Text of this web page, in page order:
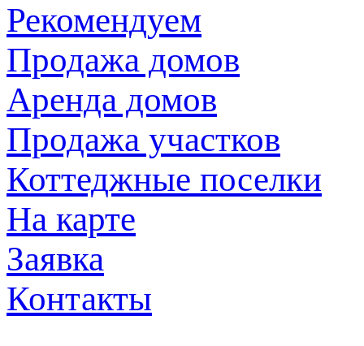
Рекомендуем
Продажа домов
Аренда домов
Продажа участков
Коттеджные поселки
На карте
Заявка
Контакты